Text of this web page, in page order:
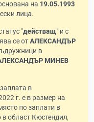
на 19.05.1993
лица.
"действащ" и с
се отАЛЕКСАНДЪР
в
МИНЕВ
в
г. е в размер на
по заплати в
в област Кюстендил,